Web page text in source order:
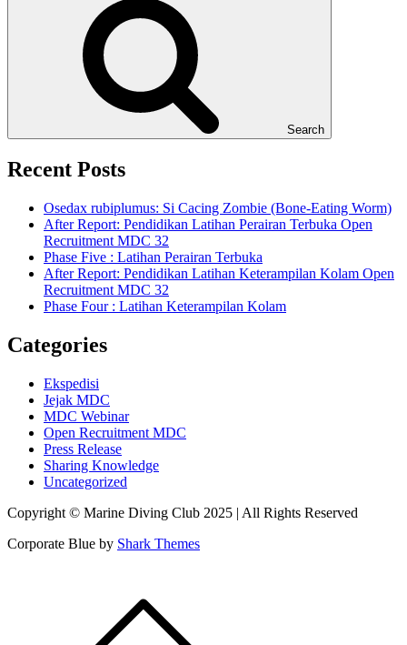
Search
Recent Posts
Osedax rubiplumus: Si Cacing Zombie (Bone-Eating Worm)
After Report: Pendidikan Latihan Perairan Terbuka Open
Recruitment MDC 32
Phase Five : Latihan Perairan Terbuka
After Report: Pendidikan Latihan Keterampilan Kolam Open
Recruitment MDC 32
Phase Four : Latihan Keterampilan Kolam
Categories
Ekspedisi
Jejak MDC
MDC Webinar
Open Recruitment MDC
Press Release
Sharing Knowledge
Uncategorized
Copyright © Marine Diving Club 2025 | All Rights Reserved
Corporate Blue by Shark Themes